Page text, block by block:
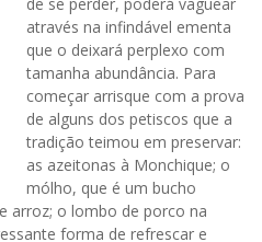
através na infindável ementa
que o deixará perplexo com
tamanha abundância. Para
começar arrisque com a prova
de alguns dos petiscos que a
tradição teimou em preservar:
as azeitonas à Monchique; o
mólho, que é um bucho
arroz; o lombo de porco na
forma de refrescar e